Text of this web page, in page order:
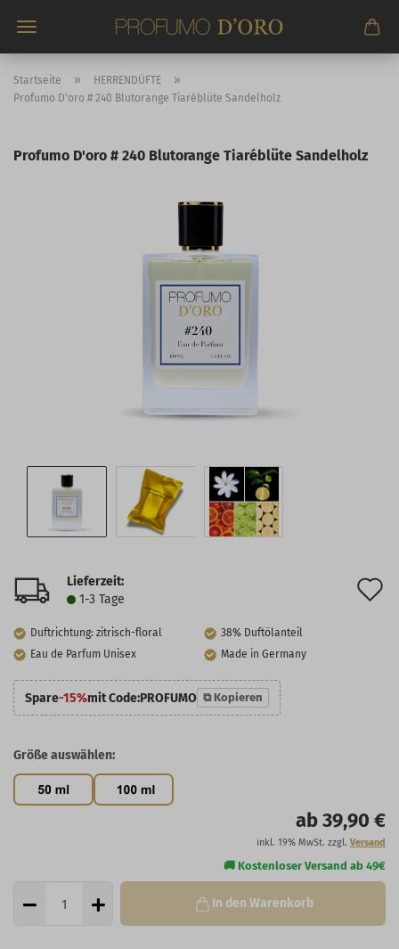
zum
Startseite » HERRENDÜFTE »
Profumo D'oro # 240 Blutorange Tiaréblüte Sandelholz
Profumo D'oro # 240 Blutorange Tiaréblüte Sandelholz
Lieferzeit:
1-3 Tage
Duftrichtung: zitrisch-floral
38% Duftölanteil
Eau de Parfum Unisex
Made in Germany
Spare-15%mit Code:PROFUMO ⧉ Kopieren
Größe auswählen:
ab 39,90 €
inkl. 19% MwSt. zzgl. Versand
In den Warenkorb